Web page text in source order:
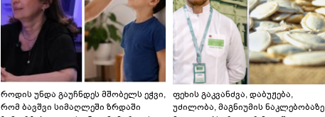
როდის უნდა გაუჩნდეს მშობელს ეჭვი,
რომ ბავშვი სიმაღლეში ზრდაში
ფეხის გაკვანძვა, დაბუჟება,
უძილობა, მაგნიუმის ნაკლებობაზე